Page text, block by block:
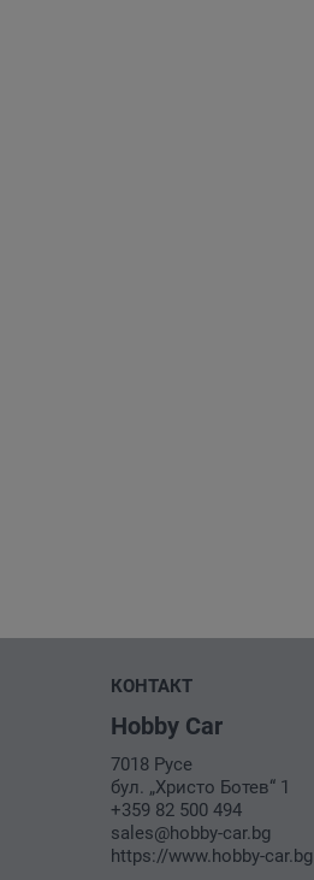
КОНТАКТ
Hobby Car
7018 Русе
бул. „Христо Ботев“ 1
+359 82 500 494
sales@hobby-car.bg
https://www.hobby-car.bg